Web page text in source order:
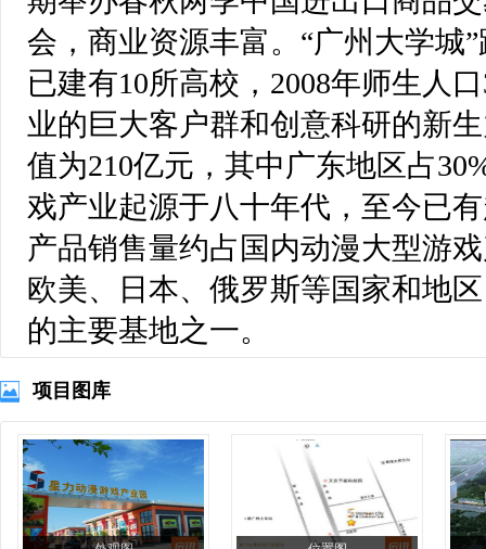
会，商业资源丰富。“广州大学城
已建有10所高校，2008年师生人
业的巨大客户群和创意科研的新
值为210亿元，其中广东地区占
戏产业起源于八十年代，至今已
产品销售量约占国内动漫大型游
欧美、日本、俄罗斯等国家和地
的主要基地之一。
项目图库